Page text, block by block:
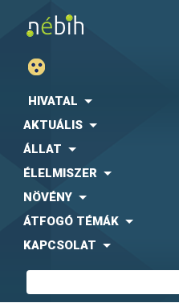
HIVATAL
AKTUÁLIS
ÁLLAT
ÉLELMISZER
NÖVÉNY
ÁTFOGÓ TÉMÁK
KAPCSOLAT